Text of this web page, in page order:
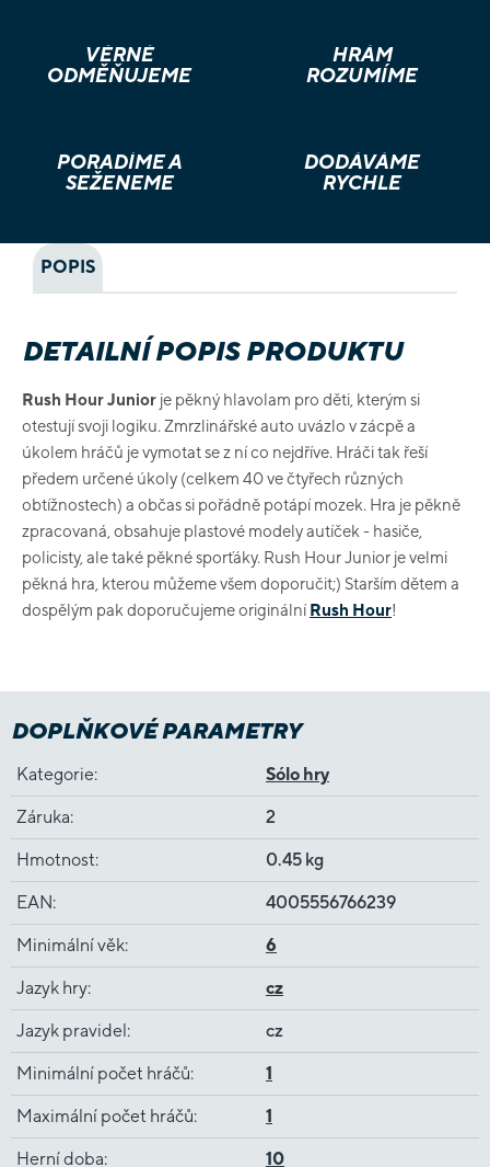
VĚRNÉ
ODMĚŇUJEME
HRÁM
ROZUMÍME
PORADÍME A
SEŽENEME
DODÁVÁME
RYCHLE
POPIS
DETAILNÍ POPIS PRODUKTU
Rush Hour Junior je pěkný hlavolam pro děti, kterým si
otestují svoji logiku. Zmrzlinářské auto uvázlo v zácpě a
úkolem hráčů je vymotat se z ní co nejdříve. Hráči tak řeší
předem určené úkoly (celkem 40 ve čtyřech různých
obtížnostech) a občas si pořádně potápí mozek. Hra je pěkně
zpracovaná, obsahuje plastové modely autíček - hasiče,
policisty, ale také pěkné sporťáky. Rush Hour Junior je velmi
pěkná hra, kterou můžeme všem doporučit;) Starším dětem a
dospělým pak doporučujeme originální Rush Hour!
DOPLŇKOVÉ PARAMETRY
Kategorie: Sólo hry
Záruka: 2
Hmotnost: 0.45 kg
EAN: 4005556766239
Minimální věk: 6
Jazyk hry: cz
Jazyk pravidel: cz
Minimální počet hráčů: 1
Maximální počet hráčů: 1
Herní doba: 10